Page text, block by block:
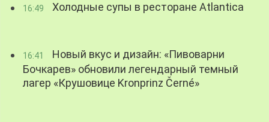
16:49 Холодные супы в ресторане Atlantica
16:41
Новый вкус и дизайн: «Пивоварни
Бочкарев» обновили легендарный темный
лагер «Крушовице Kronprinz Černé»